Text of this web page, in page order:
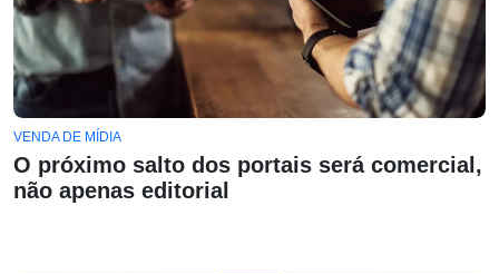
VENDA DE MÍDIA
O próximo salto dos portais será comercial,
não apenas editorial